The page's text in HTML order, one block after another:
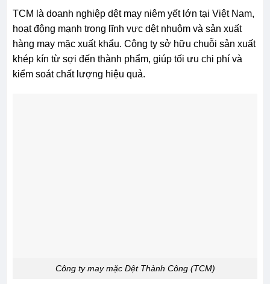
TCM là doanh nghiệp dệt may niêm yết lớn tại Việt Nam,
hoạt động mạnh trong lĩnh vực dệt nhuộm và sản xuất
hàng may mặc xuất khẩu. Công ty sở hữu chuỗi sản xuất
khép kín từ sợi đến thành phẩm, giúp tối ưu chi phí và
kiểm soát chất lượng hiệu quả.
Công ty may mặc Dệt Thành Công (TCM)